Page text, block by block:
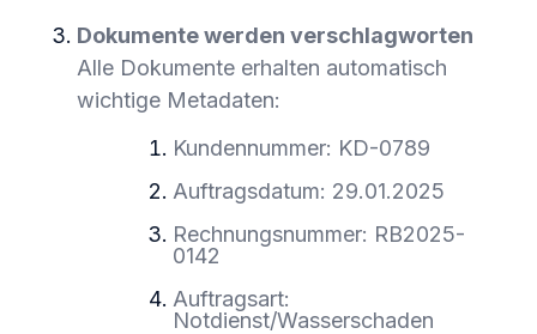
Dokumente werden verschlagworten
Alle Dokumente erhalten automatisch
wichtige Metadaten:
Kundennummer: KD-0789
Auftragsdatum: 29.01.2025
Rechnungsnummer: RB2025-
0142
Auftragsart:
Notdienst/Wasserschaden